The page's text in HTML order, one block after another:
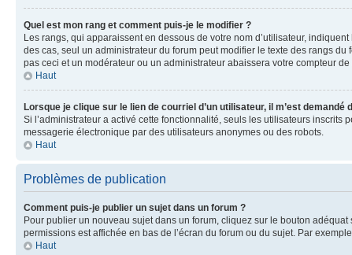
Quel est mon rang et comment puis-je le modifier ?
Les rangs, qui apparaissent en dessous de votre nom d’utilisateur,
des cas, seul un administrateur du forum peut modifier le texte des rangs
pas ceci et un modérateur ou un administrateur abaissera votre compteur de
Haut
Lorsque je clique sur le lien de courriel d’un utilisateur, il m’est demandé
Si l’administrateur a activé cette fonctionnalité, seuls les utilisateurs inscrits
messagerie électronique par des utilisateurs anonymes ou des robots.
Haut
Problèmes de publication
Comment puis-je publier un sujet dans un forum ?
Pour publier un nouveau sujet dans un forum, cliquez sur le bouton
permissions est affichée en bas de l’écran du forum ou du sujet. Par
Haut